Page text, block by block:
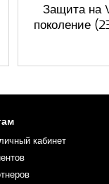
Защита на
поколение
кабинет